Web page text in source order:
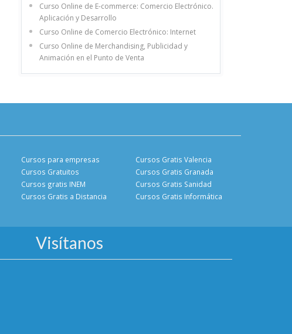
Curso Online de E-commerce: Comercio Electrónico.
Aplicación y Desarrollo
Curso Online de Comercio Electrónico: Internet
Curso Online de Merchandising, Publicidad y
Animación en el Punto de Venta
Cursos para empresas
Cursos Gratuitos
Cursos gratis INEM
Cursos Gratis a Distancia
Cursos Gratis Valencia
Cursos Gratis Granada
Cursos Gratis Sanidad
Cursos Gratis Informática
Visítanos